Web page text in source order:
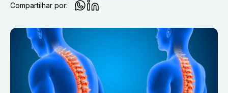
Compartilhar por: